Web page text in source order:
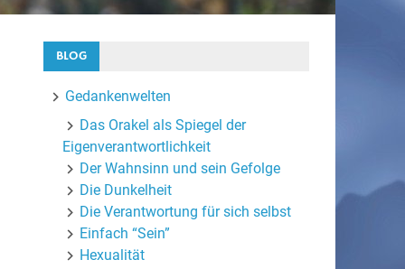
BLOG
Gedankenwelten
Das Orakel als Spiegel der
Eigenverantwortlichkeit
Der Wahnsinn und sein Gefolge
Die Dunkelheit
Die Verantwortung für sich selbst
Einfach “Sein”
Hexualität